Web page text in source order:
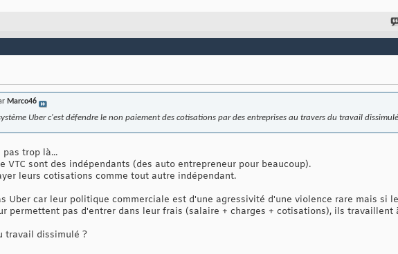
Marco46
Uber c'est défendre le non paiement des cotisations par des entreprises au travers du travail
pas trop là...
VTC sont des indépendants (des auto entrepreneur pour beaucoup).
leurs cotisations comme tout autre indépendant.
Uber car leur politique commerciale est d'une agressivité d'une violence rare mais si
permettent pas d'entrer dans leur frais (salaire + charges + cotisations), ils
travail dissimulé ?